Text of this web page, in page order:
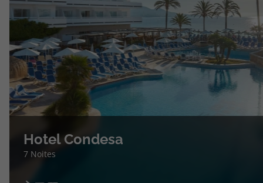
Hotel Condesa
7 Noites